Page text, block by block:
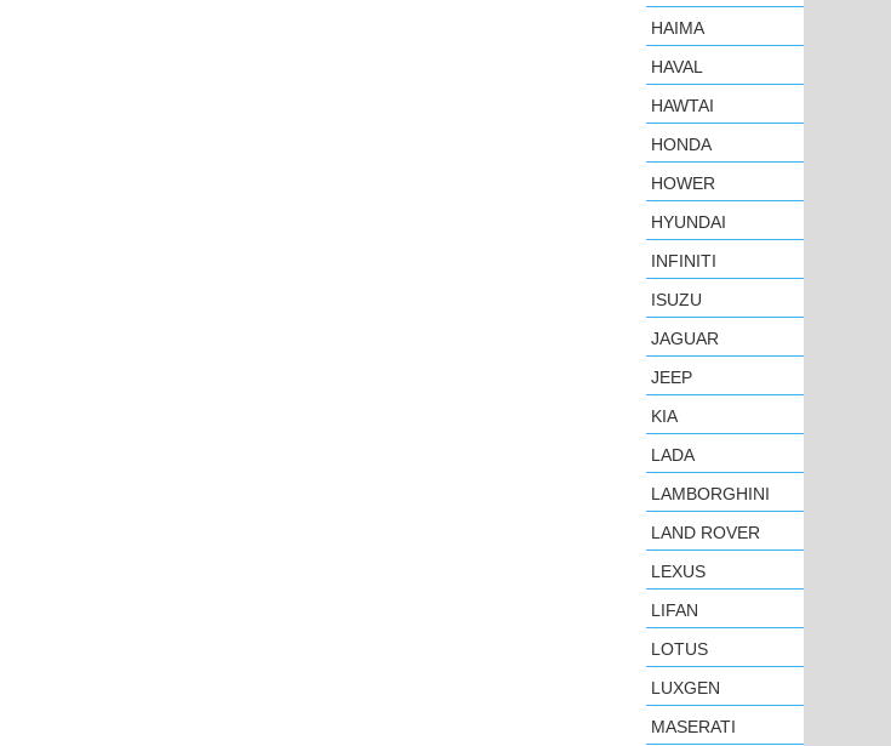
HAIMA
HAVAL
HAWTAI
HONDA
HOWER
HYUNDAI
INFINITI
ISUZU
JAGUAR
JEEP
KIA
LADA
LAMBORGHINI
LAND ROVER
LEXUS
LIFAN
LOTUS
LUXGEN
MASERATI